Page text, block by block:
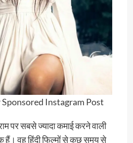
Sponsored Instagram Post
पर सबसे ज्यादा कमाई करने वाली
हैं। वह हिंदी फिल्मों से कुछ समय से